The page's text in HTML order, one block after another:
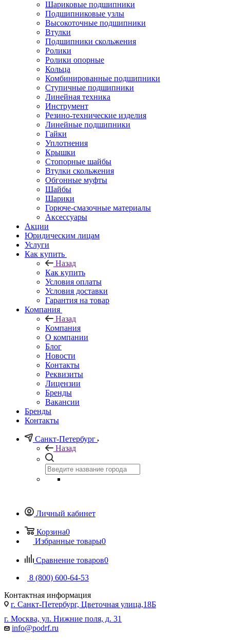
Шариковые подшипники
Подшипниковые узлы
Высокоточные подшипники
Втулки
Подшипники скольжения
Ролики
Ролики опорные
Кольца
Комбинированные подшипники
Ступичные подшипники
Линейная техника
Инструмент
Резино-технические изделия
Линейные подшипники
Гайки
Уплотнения
Крышки
Стопорные шайбы
Втулки скольжения
Обгонные муфты
Шайбы
Шарики
Горюче-смазочные материалы
Аксессуары
Акции
Юридическим лицам
Услуги
Как купить
Назад
Как купить
Условия оплаты
Условия доставки
Гарантия на товар
Компания
Назад
Компания
О компании
Блог
Новости
Контакты
Реквизиты
Лицензии
Бренды
Вакансии
Бренды
Контакты
Санкт-Петербург
Назад
Личный кабинет
Корзина0
Избранные товары0
Сравнение товаров0
8 (800) 600-64-53
Контактная информация
г. Санкт-Петербург, Цветочная улица,18Б
г. Москва, ул. Нижние поля, д. 31
info@podrf.ru